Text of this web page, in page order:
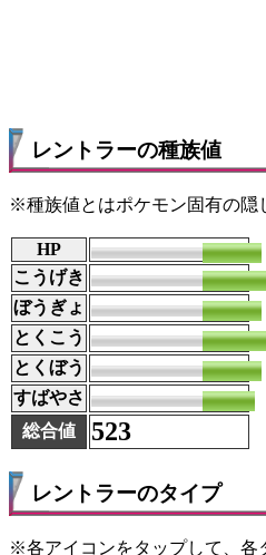
レントラーの種族値
※種族値とはポケモン固有の隠
HP
80
こうげき
120
ぼうぎょ
79
とくこう
95
とくぼう
79
すばやさ
70
総合値
523
レントラーのタイプ
※各アイコンをタップして、各